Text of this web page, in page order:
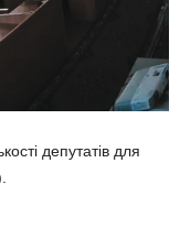
депутатів для